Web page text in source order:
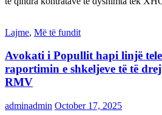
Lajme, Më të fundit
Avokati i Popullit hapi linjë
raportimin e shkeljeve të të
RMV
adminadmin October 17, 2025